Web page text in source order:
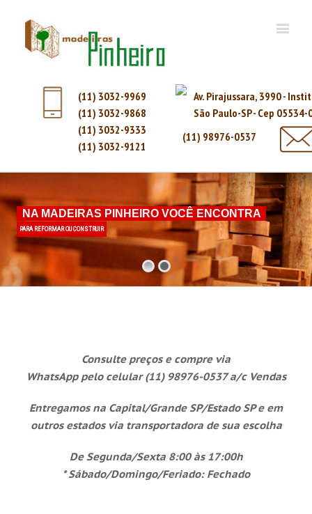
(11) 3032-9969
(11) 3032-9868
(11) 3032-9333
(11) 3032-9121
Av. Pirajussara, 3990 -
São Paulo-SP - Cep 05534-
(11) 98976-0537
NA MADEIRAS PINHEIRO VOCÊ ENCONTRA
PARA REFORMAR OU CONSTRUIR
Consulte preços e compre via
WhatsApp pelo celular (11) 98976-0537 a/c Vendas
Entregamos na Capital/Grande SP/Estado SP e em
outrosestados via transportadora de sua escolha
De Segunda/Sexta 8:00 às 17:00h
*Sábado/Domingo/Feriado: Fechado